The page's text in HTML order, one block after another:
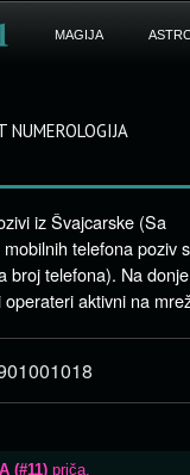
MAGIJA
NUMEROLOGIJA
iz Švajcarske (Sa
telefona poziv
broj telefona). Na
aktivni na